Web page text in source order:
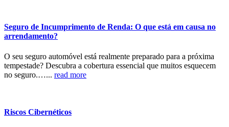
Seguro de Incumprimento de Renda: O que está em causa no
arrendamento?
O seu seguro automóvel está realmente preparado para a próxima
tempestade? Descubra a cobertura essencial que muitos esquecem
no seguro.…... read more
Riscos Cibernéticos